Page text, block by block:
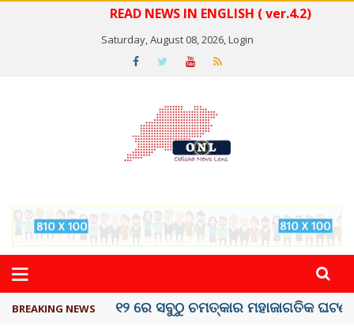
READ NEWS IN ENGLISH ( ver.4.2)
Saturday, August 08, 2026,Login
BREAKING NEWS କେରଳରେ ‘ରାଟ୍ ଫିଭର୍’ ଆତଙ୍କ, ୫୮ ମୃତ